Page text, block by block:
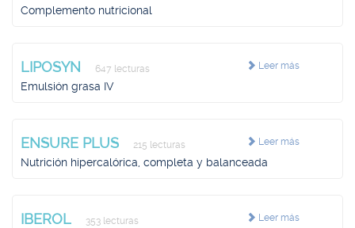
Complemento nutricional
Leer más
LIPOSYN 647 lecturas
Emulsión grasa IV
Leer más
ENSURE PLUS 215 lecturas
Nutrición hipercalórica, completa y balanceada
Leer más
IBEROL 353 lecturas